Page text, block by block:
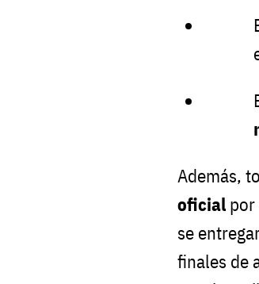
Además,
oficial por
se
finales de